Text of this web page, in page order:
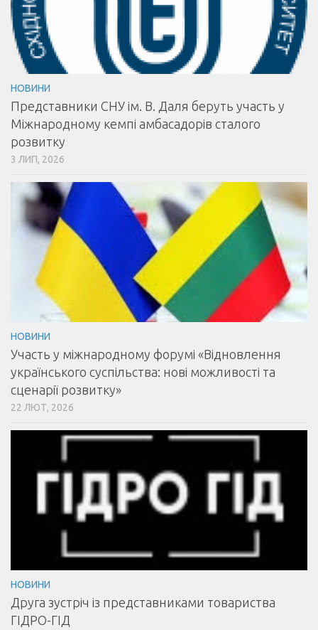
НОВИНИ
Представники СНУ ім. В. Даля беруть участь у
Міжнародному кемпі амбасадорів сталого
розвитку
3 ЛИП, 2026
НОВИНИ
Участь у міжнародному форумі «Відновлення
українського суспільства: нові можливості та
сценарії розвитку»
22 ЛЮТ, 2026
НОВИНИ
Друга зустріч із представниками товариства
ГІДРО-ГІД